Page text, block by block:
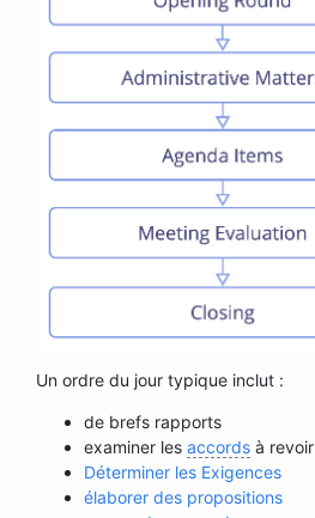
Un ordre du jour typique inclut :
de brefs rapports
examiner les accords à revoir
Déterminer les Exigences
élaborer des propositions